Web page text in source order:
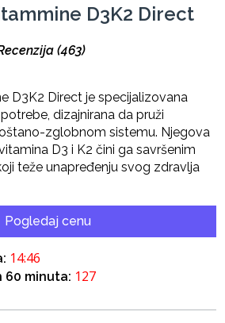
D3K2 Direct
(463)
D3K2 Direct je specijalizovana
dizajnirana da pruži
zglobnom sistemu. Njegova
D3 i K2 čini ga savršenim
teže unapređenju svog zdravlja
Pogledaj cenu
14:46
60 minuta: 127